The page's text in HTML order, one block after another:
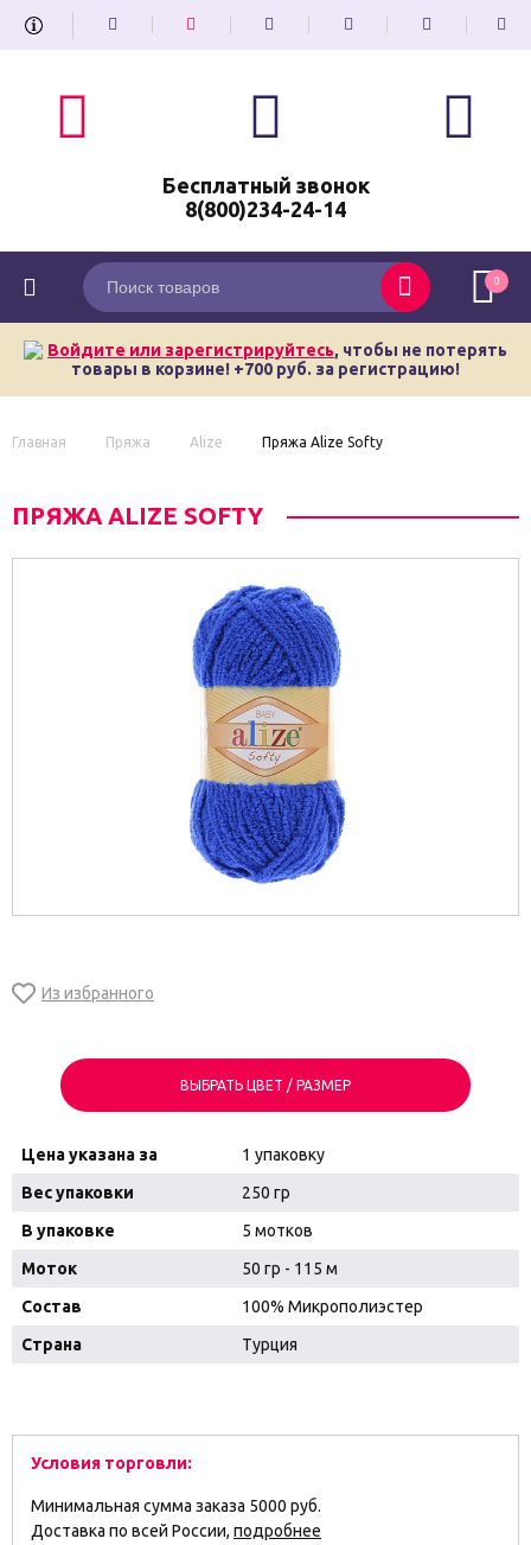
Бесплатный звонок
8(800)234-24-14
0
Войдите или зарегистрируйтесь, чтобы не потерять
товары в корзине! +700 руб. за регистрацию!
Главная Пряжа Alize Пряжа Alize Softy
ПРЯЖА ALIZE SOFTY
ВЫБРАТЬ ЦВЕТ / РАЗМЕР
Цена указана за
1 упаковку
Вес упаковки
250 гр
В упаковке
5 мотков
Моток
50 гр - 115 м
Состав
100% Микрополиэстер
Страна
Турция
Условия торговли:
Минимальная сумма заказа 5000 руб.
Доставка по всей России, подробнее